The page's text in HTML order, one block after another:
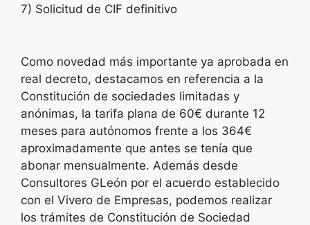
7) Solicitud de CIF definitivo
Como novedad más importante ya aprobada en
real decreto, destacamos en referencia a la
Constitución de sociedades limitadas y
anónimas, la tarifa plana de 60€ durante 12
meses para autónomos frente a los 364€
aproximadamente que antes se tenía que
abonar mensualmente. Además desde
Consultores GLeón por el acuerdo establecido
con el Vivero de Empresas, podemos realizar
los trámites de Constitución de Sociedad